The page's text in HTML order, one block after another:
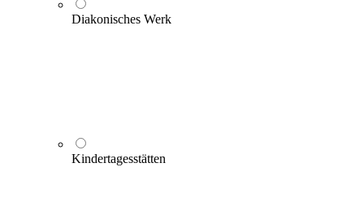
Diakonisches Werk
Kindertagesstätten